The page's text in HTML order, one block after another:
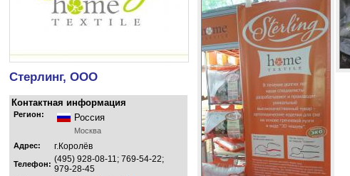
Стерлинг, ООО
Контактная информация
Регион: Россия
Москва
Адрес:
г.Королёв
Телефон: (495) 928-08-11; 769-54-22;
979-28-45